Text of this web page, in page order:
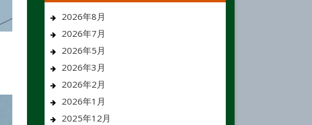
2026年8月
2026年7月
2026年5月
2026年3月
2026年2月
2026年1月
2025年12月